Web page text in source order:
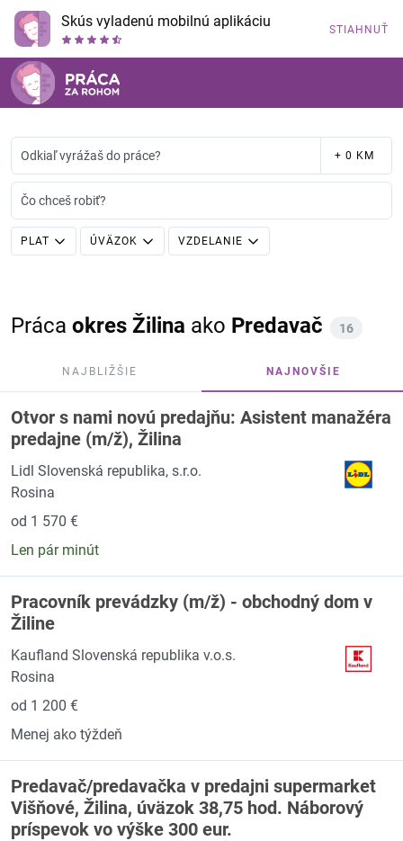
Skús vyladenú mobilnú aplikáciu STIAHNUŤ
Odkiaľ vyrážaš do práce? + 0 KM
Čo chceš robiť?
PLAT ÚVÄZOK VZDELANIE
Práca okres Žilina ako Predavač 16
NAJBLIŽŠIE NAJNOVŠIE
Otvor s nami novú predajňu: Asistent manažéra
predajne (m/ž), Žilina
Lidl Slovenská republika, s.r.o.
Rosina
od 1 570 €
Len pár minút
Pracovník prevádzky (m/ž) - obchodný dom v
Žiline
Kaufland Slovenská republika v.o.s.
Rosina
od 1 200 €
Menej ako týždeň
Predavač/predavačka v predajni supermarket
Višňové, Žilina, úväzok 38,75 hod. Náborový
príspevok vo výške 300 eur.